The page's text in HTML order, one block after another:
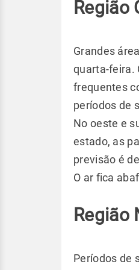
Região
Grandes
quarta-feira.
frequentes
períodos de
No oeste e
estado, as
previsão é
O ar fica
Região
Períodos de